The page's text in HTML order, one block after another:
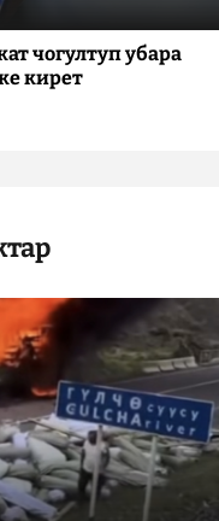
чогултуп убара
кирет